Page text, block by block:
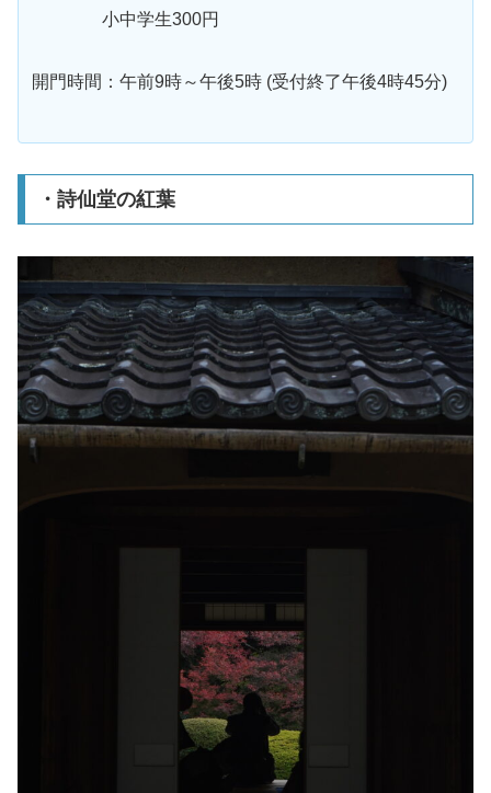
小中学生300円
開門時間：午前9時～午後5時 (受付終了午後4時45分)
・詩仙堂の紅葉